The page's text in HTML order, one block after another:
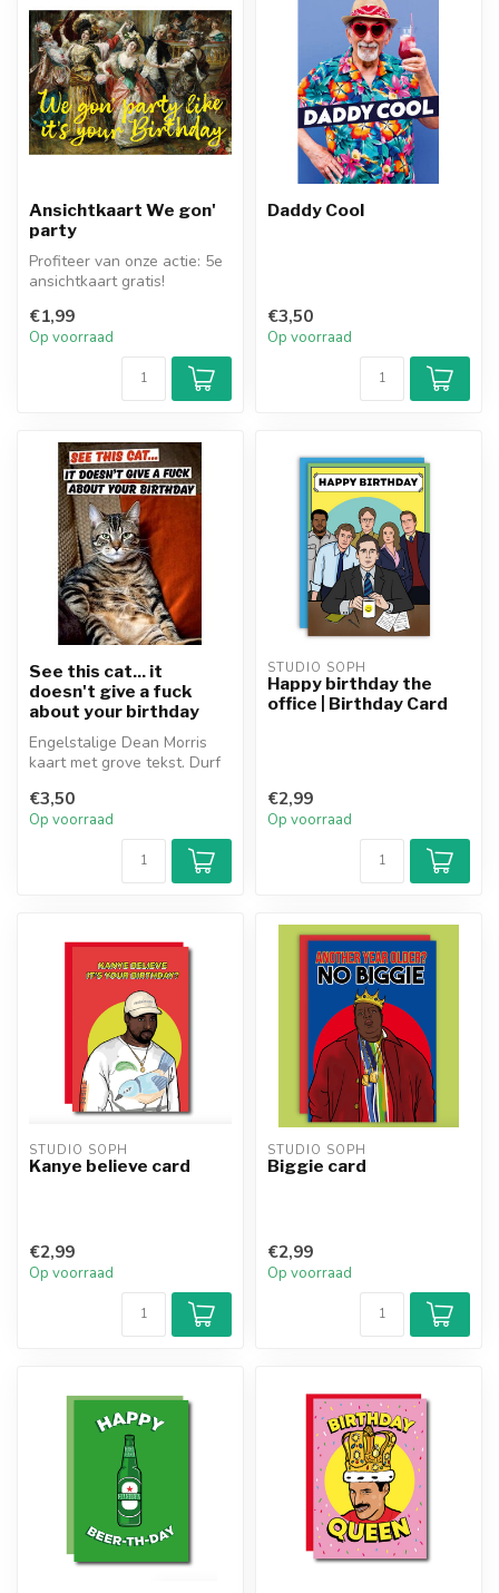
Ansichtkaart We gon'
party
Profiteer van onze actie: 5e
ansichtkaart gratis!
€1,99
Op voorraad
Daddy Cool
€3,50
Op voorraad
See this cat... it
doesn't give a fuck
about your birthday
Engelstalige Dean Morris
kaart met grove tekst. Durf
€3,50
Op voorraad
STUDIO SOPH
Happy birthday the
office | Birthday Card
€2,99
Op voorraad
STUDIO SOPH
Kanye believe card
€2,99
Op voorraad
STUDIO SOPH
Biggie card
€2,99
Op voorraad